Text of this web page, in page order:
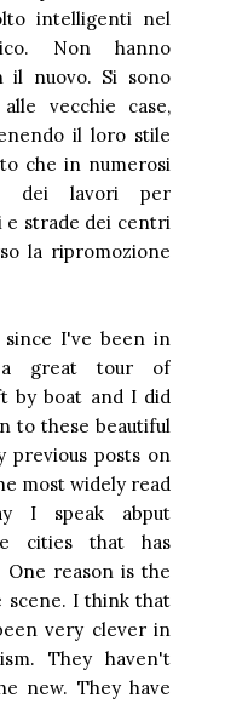
intelligenti nel
Non hanno
il nuovo. Si sono
vecchie case,
il loro stile
che in numerosi
dei lavori per
e strade dei centri
la ripromozione
I've been in
great tour of
by boat and I did
to these beautiful
previous posts on
most widely read
I speak abput
cities that has
reason is the
scene. I think that
very clever in
They haven't
new. They have